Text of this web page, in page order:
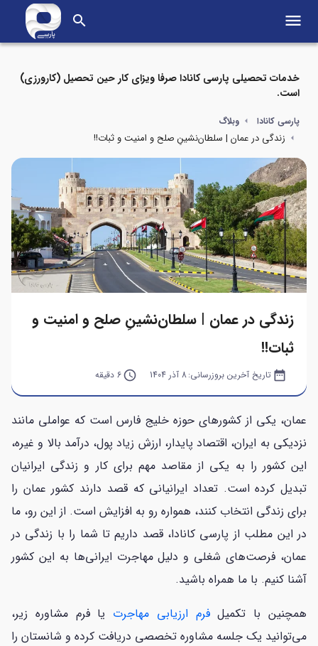
search menu
خدمات تحصیلی پارسی کانادا صرفا ویزای کار حین تحصیل (کارورزی)
است.
پارسی کانادا وبلاگ
زندگی در عمان | سلطان‌نشینِ صلح و امنیت و ثبات!!
زندگی در عمان | سلطان‌نشینِ صلح و امنیت و
ثبات!!
date_range تاریخ آخرین بروزرسانی:8 آذر 1404 query_builder6 دقیقه
عمان، یکی از کشورهای حوزه خلیج فارس است که عواملی مانند
نزدیکی به ایران، اقتصاد پایدار، ارزش زیاد پول، درآمد بالا و غیره،
این کشور را به یکی از مقاصد مهم برای کار و زندگی ایرانیان
تبدیل کرده است. تعداد ایرانیانی که قصد دارند کشور عمان را
برای زندگی انتخاب کنند، همواره رو به افزایش است. از این رو، ما
در این مطلب از پارسی کانادا، قصد داریم تا شما را با زندگی در
عمان، فرصت‌های شغلی و دلیل مهاجرت ایرانی‌ها به این کشور
آشنا کنیم. با ما همراه باشید.
همچنین با تکمیلفرم ارزیابی مهاجرت یا فرم مشاوره زیر،
می‌توانید یک جلسه مشاوره تخصصی دریافت کرده و شانستان را